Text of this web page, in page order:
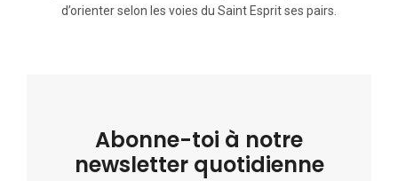
d’orienter selon les voies du Saint Esprit ses pairs.
Abonne-toi à notre
newsletter quotidienne